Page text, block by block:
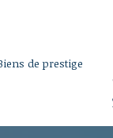
biens de prestige